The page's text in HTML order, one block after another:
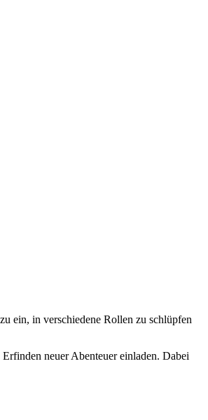
ein, in verschiedene Rollen zu schlüpfen
neuer Abenteuer einladen. Dabei